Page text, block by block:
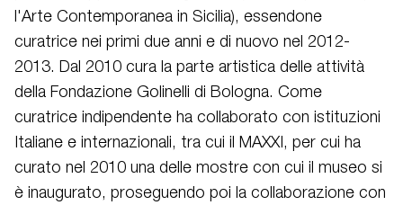
l'Arte Contemporanea in Sicilia), essendone
curatrice nei primi due anni e di nuovo nel 2012-
2013. Dal 2010 cura la parte artistica delle attività
della Fondazione Golinelli di Bologna. Come
curatrice indipendente ha collaborato con istituzioni
Italiane e internazionali, tra cui il MAXXI, per cui ha
curato nel 2010 una delle mostre con cui il museo si
è inaugurato, proseguendo poi la collaborazione con